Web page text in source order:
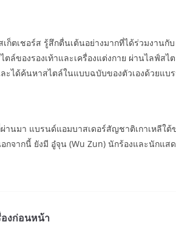
เก็ตเชอร์ส รู้สึกตื่นเต้นอย่างมากที่ได้ร่วมงา
ตล์ของรองเท้าและเครื่องแต่งกาย ผ่านไลฟ์
ะได้ค้นหาสไตล์ในแบบฉบับของตัวเองด้วยแบ
านมา แบรนด์แอมบาสเดอร์สัญชาติเกาเหลีใต้
กจากนี้ ยังมี อู๋จุน (Wu Zun) นักร้องและนักแ
องก่อนหน้า